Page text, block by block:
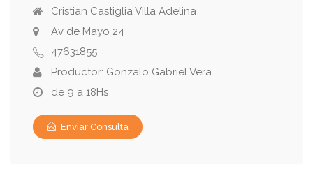
Cristian Castiglia Villa Adelina
Av de Mayo 24
47631855
Productor: Gonzalo Gabriel Vera
de 9 a 18Hs
Enviar Consulta